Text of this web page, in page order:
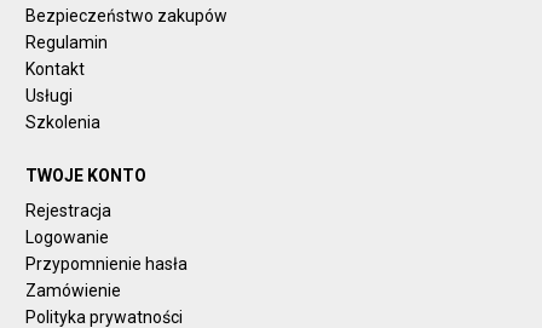
Bezpieczeństwo zakupów
Regulamin
Kontakt
Usługi
Szkolenia
TWOJE KONTO
Rejestracja
Logowanie
Przypomnienie hasła
Zamówienie
Polityka prywatności